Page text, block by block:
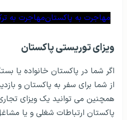
مهاجرت به پاکستانمهاجرت به
ویزای توریستی پاکستان
اگر شما در پاکستان خانواده یا
از شما برای سفر به پاکستان و
همچنین می توانید یک ویزای
پاکستان ارتباطات شغلی و یا